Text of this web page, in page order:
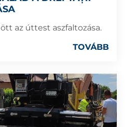
az úttest aszfaltozása.
TOVÁBB